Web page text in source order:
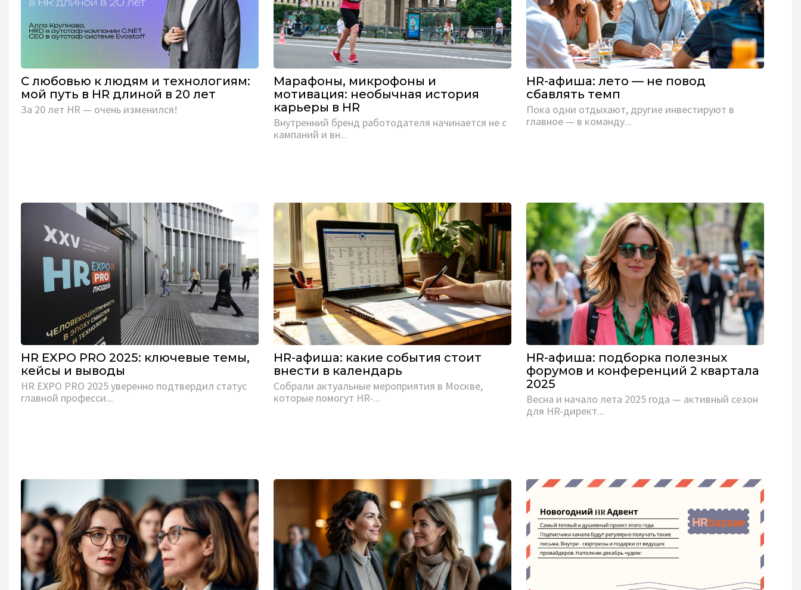
С любовью к людям и технологиям:
мой путь в HR длиной в 20 лет
За 20 лет HR — очень изменился!
Марафоны, микрофоны и
мотивация: необычная история
карьеры в HR
­Внутренний бренд работодателя начинается не с
кампаний и вн...
HR-афиша: лето — не повод
сбавлять темп
Пока одни отдыхают, другие инвестируют в
главное — в команду...
HR EXPO PRO 2025: ключевые темы,
кейсы и выводы
HR EXPO PRO 2025 уверенно подтвердил статус
главной професси...
HR-афиша: какие события стоит
внести в календарь
Собрали актуальные мероприятия в Москве,
которые помогут HR-...
HR-афиша: подборка полезных
форумов и конференций 2 квартала
2025
Весна и начало лета 2025 года — активный сезон
для HR-директ...